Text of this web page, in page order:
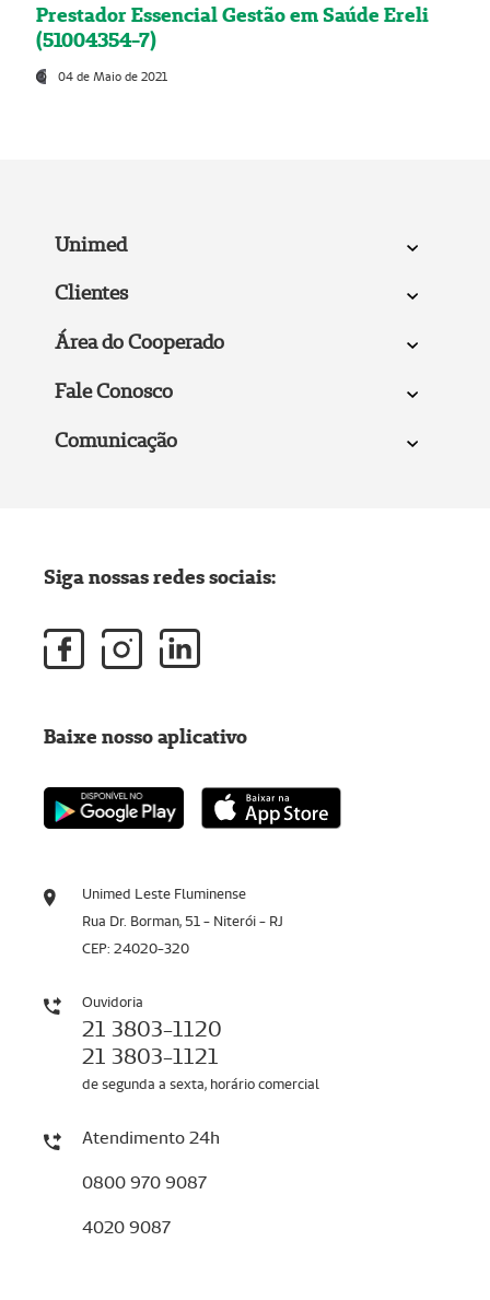
Prestador Essencial Gestão em Saúde Ereli
(51004354-7)
04 de Maio de 2021
Unimed
Clientes
Área do Cooperado
Fale Conosco
Comunicação
Unimed Leste Fluminense
Rua Dr. Borman, 51 - Niterói - RJ
CEP: 24020-320
Ouvidoria
21 3803-1120
21 3803-1121
de segunda a sexta, horário comercial
Atendimento 24h
0800 970 9087
4020 9087
Siga nossas redes sociais:
Baixe nosso aplicativo